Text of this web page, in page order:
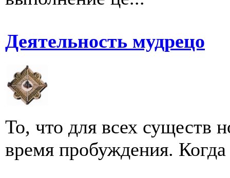
Деятельность мудрецо
То, что для всех существ
время пробуждения.